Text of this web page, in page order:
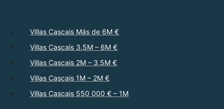
Villas Cascais Más de 6M €
Villas Cascais 3,5M – 6M €
Villas Cascais 2M – 3,5M €
Villas Cascais 1M – 2M €
Villas Cascais 550 000 € – 1M